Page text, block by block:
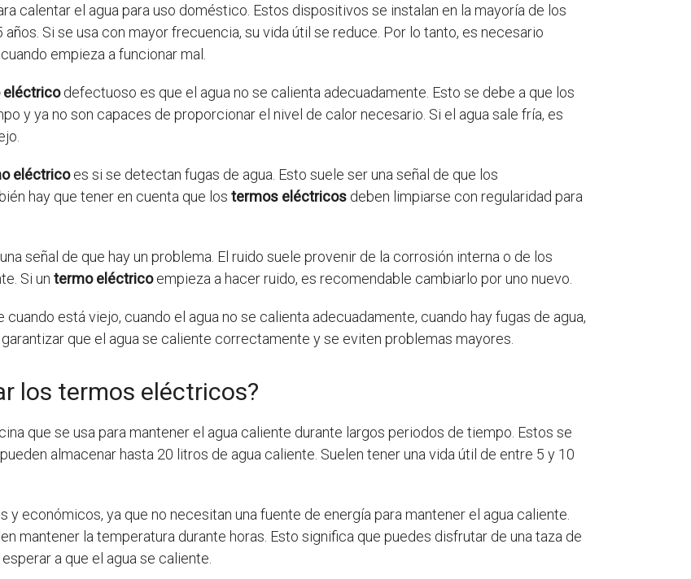
calentar el agua para uso doméstico. Estos dispositivos se instalan en la mayoría de los
Si se usa con mayor frecuencia, su vida útil se reduce. Por lo tanto, es necesario
empieza a funcionar mal.
eléctricodefectuoso es que el agua no se calienta adecuadamente. Esto se debe a que los
y ya no son capaces de proporcionar el nivel de calor necesario. Si el agua sale fría, es
eléctricoes si se detectan fugas de agua. Esto suele ser una señal de que los
hay que tener en cuenta que los termos eléctricos deben limpiarse con regularidad para
señal de que hay un problema. El ruido suele provenir de la corrosión interna o de los
Si un termo eléctricoempieza a hacer ruido, es recomendable cambiarlo por uno nuevo.
está viejo, cuando el agua no se calienta adecuadamente, cuando hay fugas de agua,
que el agua se caliente correctamente y se eviten problemas mayores.
los termos eléctricos?
que se usa para mantener el agua caliente durante largos periodos de tiempo. Estos se
almacenar hasta 20 litros de agua caliente. Suelen tener una vida útil de entre 5 y 10
económicos, ya que no necesitan una fuente de energía para mantener el agua caliente.
mantener la temperatura durante horas. Esto significa que puedes disfrutar de una taza de
a que el agua se caliente.